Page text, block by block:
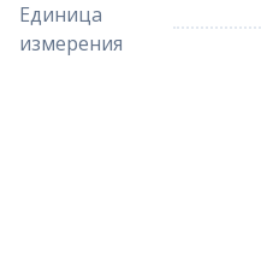
Единица
измерения